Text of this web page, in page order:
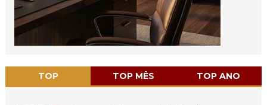
TOP TOP MÊS TOP ANO